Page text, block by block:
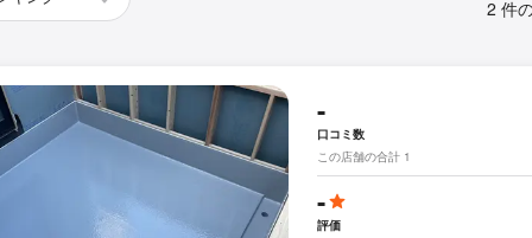
2 件
-
口コミ数
この店舗の合計 1
-
評価